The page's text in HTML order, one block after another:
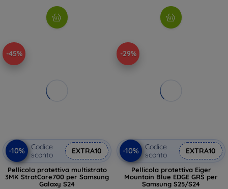
-45%
-10%
Codice
sconto
EXTRA10
Pellicola protettiva multistrato
3MK StratCore700 per Samsung
Galaxy S24
-29%
-10%
Codice
sconto
EXTRA10
Pellicola protettiva Eiger
Mountain Blue EDGE GRS per
Samsung S25/S24